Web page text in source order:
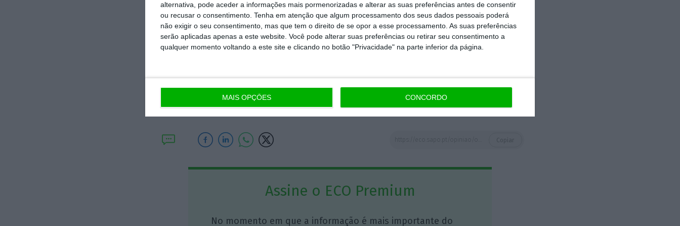
alternativa, pode aceder a informações mais pormenorizadas e alterar as suas preferências antes de consentir
ou recusar o consentimento. Tenha em atenção que algum processamento dos seus dados pessoais poderá
não exigir o seu consentimento, mas que tem o direito de se opor a esse processamento. As suas preferências
serão aplicadas apenas a este website. Você pode alterar suas preferências ou retirar seu consentimento a
qualquer momento voltando a este site e clicando no botão "Privacidade" na parte inferior da página.
MAIS OPÇÕES CONCORDO
um triste rodapé que contará o caminho das pedras que irão levar à morte do PSD.
O autor escreve segundo a antiga ortografia
Assine o ECO Premium
No momento em que a informação é mais importante do